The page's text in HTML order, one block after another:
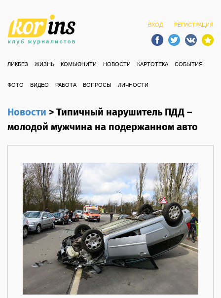
ВХОД РЕГИСТРАЦИЯ
ЛИКБЕЗ ЖИЗНЬ КОМЬЮНИТИ НОВОСТИ КАРТОТЕКА СОБЫТИЯ
ФОТО ВИДЕО РАБОТА ВОПРОСЫ ЛИЧНОСТИ
Новости>Типичный нарушитель ПДД –
молодой мужчина на подержанном авто